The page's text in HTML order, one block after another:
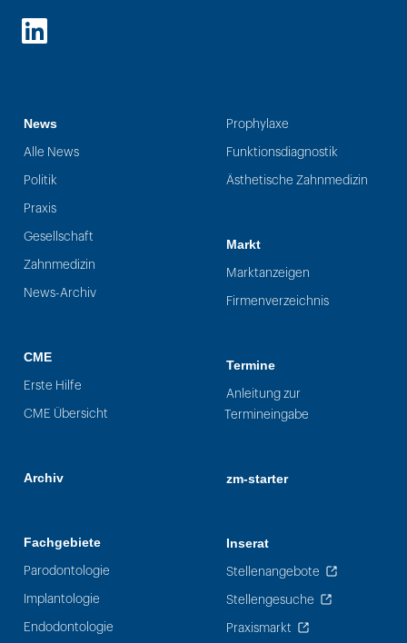
LinkedIn
News
Alle News
Politik
Praxis
Gesellschaft
Zahnmedizin
News-Archiv
CME
Erste Hilfe
CME Übersicht
Archiv
Fachgebiete
Parodontologie
Implantologie
Endodontologie
Prophylaxe
Funktionsdiagnostik
Ästhetische Zahnmedizin
Markt
Marktanzeigen
Firmenverzeichnis
Termine
Anleitung zur
Termineingabe
zm-starter
Inserat
Stellenangebote
Stellengesuche
Praxismarkt